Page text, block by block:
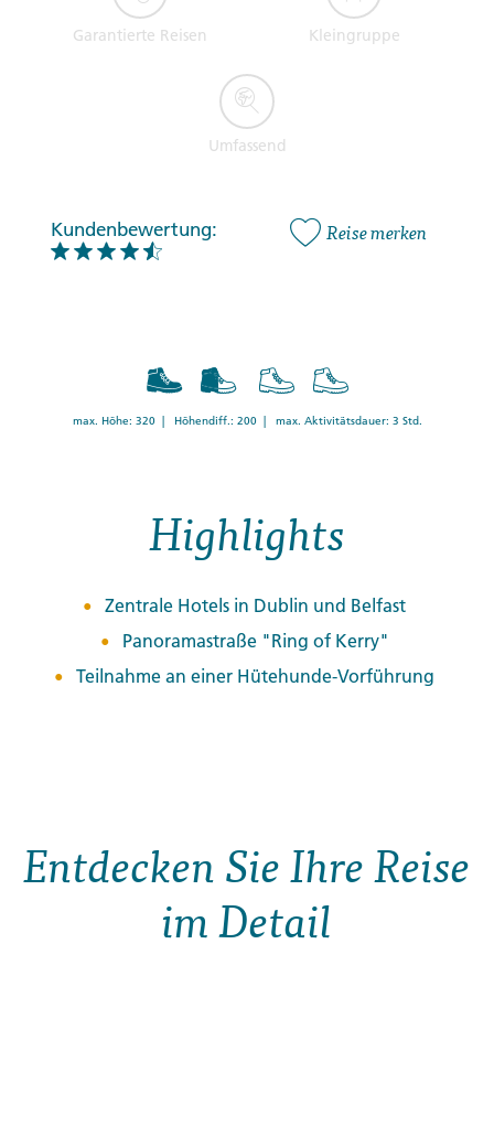
Garantierte Reisen Kleingruppe
Umfassend
Kundenbewertung: Reise merken
max. Höhe: 320 | Höhendiff.: 200 | max. Aktivitätsdauer: 3 Std.
Highlights
Zentrale Hotels in Dublin und Belfast
Panoramastraße "Ring of Kerry"
Teilnahme an einer Hütehunde-Vorführung
Entdecken Sie Ihre Reise
im Detail